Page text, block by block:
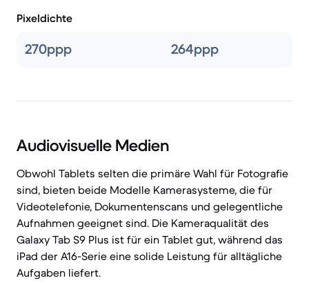
Pixeldichte
270ppp 264ppp
Audiovisuelle Medien
Obwohl Tablets selten die primäre Wahl für Fotografie
sind, bieten beide Modelle Kamerasysteme, die für
Videotelefonie, Dokumentenscans und gelegentliche
Aufnahmen geeignet sind. Die Kameraqualität des
Galaxy Tab S9 Plus ist für ein Tablet gut, während das
iPad der A16-Serie eine solide Leistung für alltägliche
Aufgaben liefert.